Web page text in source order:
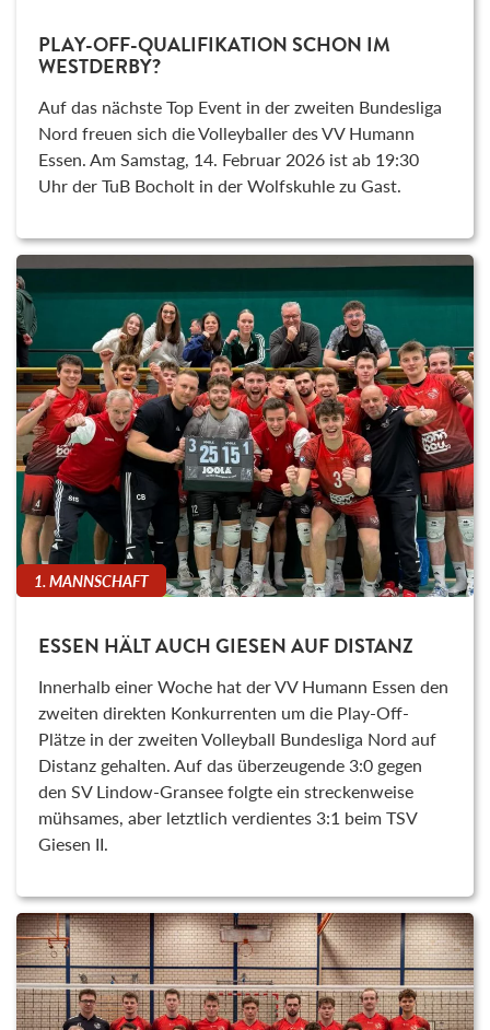
PLAY-OFF-QUALIFIKATION SCHON IM
WESTDERBY?
Auf das nächste Top Event in der zweiten Bundesliga
Nord freuen sich die Volleyballer des VV Humann
Essen. Am Samstag, 14. Februar 2026 ist ab 19:30
Uhr der TuB Bocholt in der Wolfskuhle zu Gast.
1. MANNSCHAFT
ESSEN HÄLT AUCH GIESEN AUF DISTANZ
Innerhalb einer Woche hat der VV Humann Essen den
zweiten direkten Konkurrenten um die Play-Off-
Plätze in der zweiten Volleyball Bundesliga Nord auf
Distanz gehalten. Auf das überzeugende 3:0 gegen
den SV Lindow-Gransee folgte ein streckenweise
mühsames, aber letztlich verdientes 3:1 beim TSV
Giesen II.